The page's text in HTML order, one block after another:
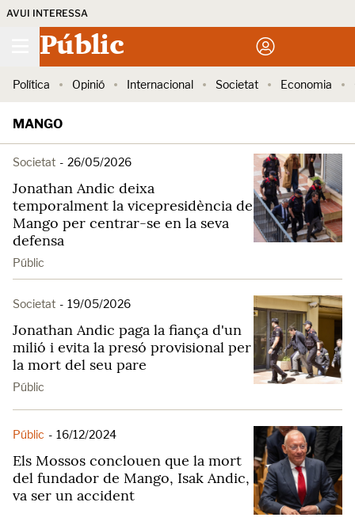
AVUI INTERESSA
Públic
Política Opinió Internacional Societat Economia
MANGO
Societat - 26/05/2026
Jonathan Andic deixa
temporalment la vicepresidència de
Mango per centrar-se en la seva
defensa
Públic
Societat - 19/05/2026
Jonathan Andic paga la fiança d'un
milió i evita la presó provisional per
la mort del seu pare
Públic
Públic - 16/12/2024
Els Mossos conclouen que la mort
del fundador de Mango, Isak Andic,
va ser un accident